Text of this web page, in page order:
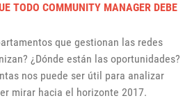
TODO COMMUNITY MANAGER DEBE
que gestionan las redes
¿Dónde están las oportunidades?
nos puede ser útil para analizar
mirar hacia el horizonte 2017.